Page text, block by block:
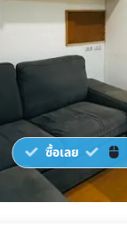
ซื้อเลย